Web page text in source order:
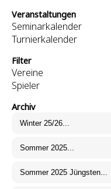
Veranstaltungen
Seminarkalender
Turnierkalender
Filter
Vereine
Spieler
Archiv